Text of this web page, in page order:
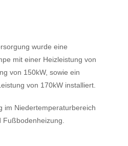
wurde eine
mit einer Heizleistung von
von 150kW, sowie ein
von 170kW installiert.
im Niedertemperaturbereich